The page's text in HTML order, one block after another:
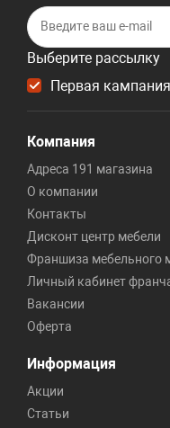
Выберите рассылку
Первая кампания
Компания
Адреса 191 магазина
О компании
Контакты
Дисконт центр мебели
Франшиза мебельного
Личный кабинет
Вакансии
Оферта
Информация
Акции
Статьи